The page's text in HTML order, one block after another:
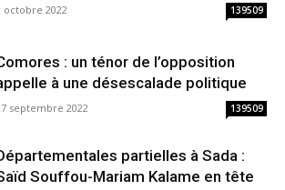
octobre 2022 139509
: un ténor de l’opposition
à une désescalade politique
septembre 2022 139509
partielles à Sada :
Souffou-Mariam Kalame en tête